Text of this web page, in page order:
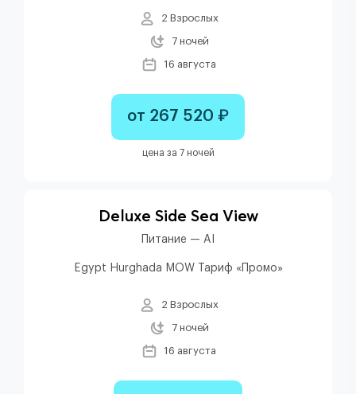
2 Взрослых
7 ночей
16 августа
от 267 520 ₽
цена за 7 ночей
Deluxe Side Sea View
Питание — AI
Egypt Hurghada MOW Тариф «Промо»
2 Взрослых
7 ночей
16 августа